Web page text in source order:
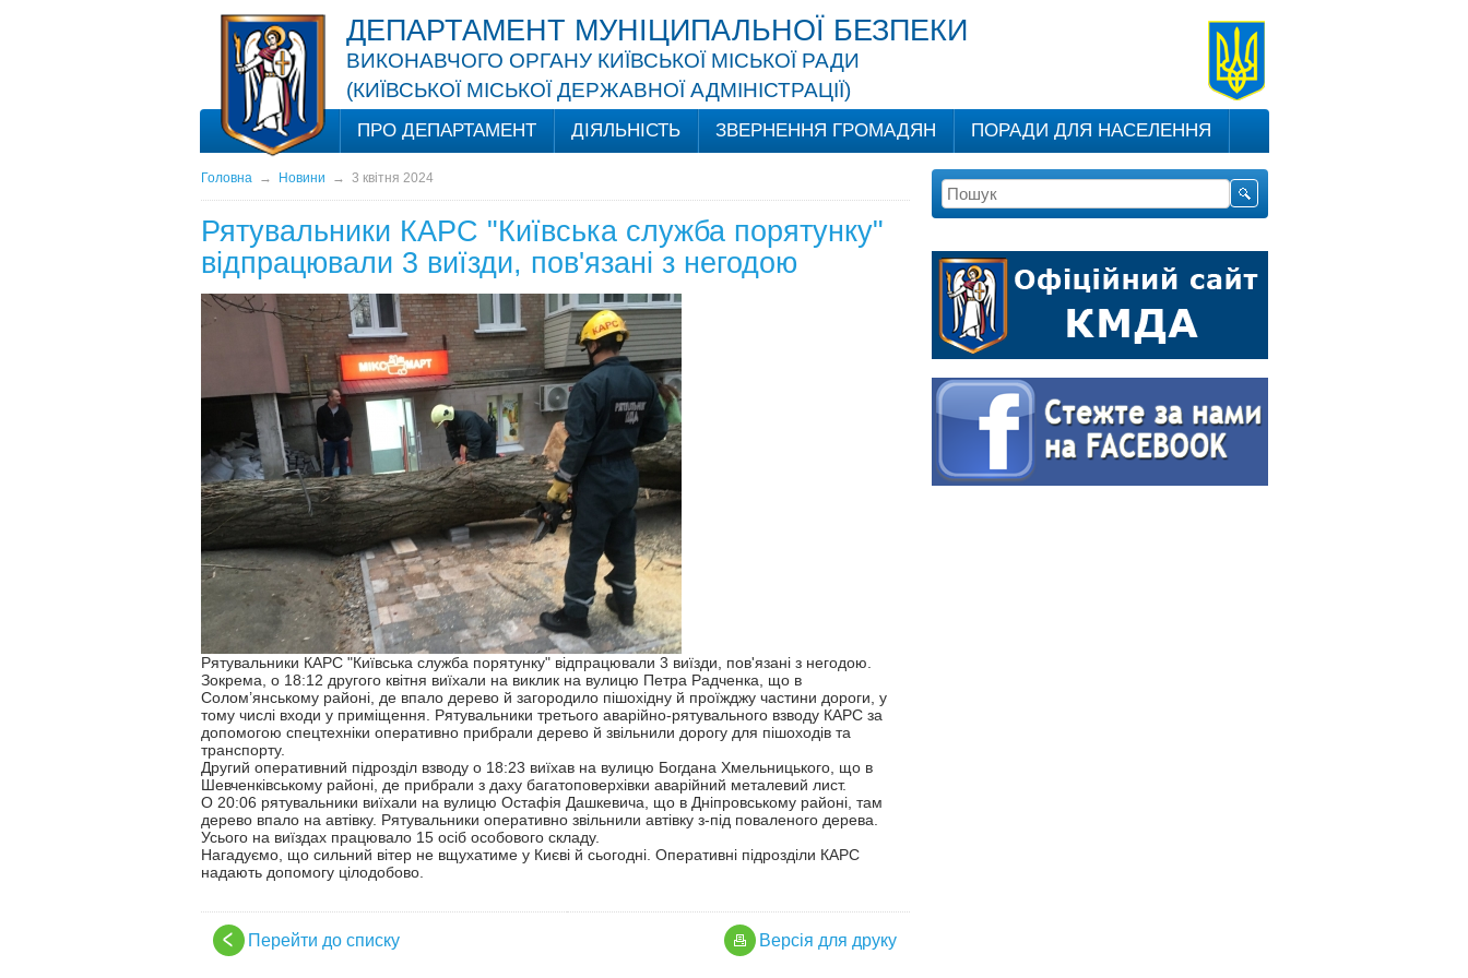
ДЕПАРТАМЕНТ МУНІЦИПАЛЬНОЇ БЕЗПЕКИ
ВИКОНАВЧОГО ОРГАНУ КИЇВСЬКОЇ МІСЬКОЇ РАДИ
(КИЇВСЬКОЇ МІСЬКОЇ ДЕРЖАВНОЇ АДМІНІСТРАЦІЇ)
ПРО ДЕПАРТАМЕНТ ДІЯЛЬНІСТЬ ЗВЕРНЕННЯ ГРОМАДЯН ПОРАДИ ДЛЯ НАСЕЛЕННЯ
Головна→ Новини → 3 квітня 2024
Рятувальники КАРС "Київська служба порятунку"
відпрацювали 3 виїзди, пов'язані з негодою
Рятувальники КАРС "Київська служба порятунку" відпрацювали 3 виїзди, пов'язані з негодою.
Зокрема, о 18:12 другого квітня виїхали на виклик на вулицю Петра Радченка, що в
Солом’янському районі, де впало дерево й загородило пішохідну й проїжджу частини дороги, у
тому числі входи у приміщення. Рятувальники третього аварійно-рятувального взводу КАРС за
допомогою спецтехніки оперативно прибрали дерево й звільнили дорогу для пішоходів та
транспорту.
Другий оперативний підрозділ взводу о 18:23 виїхав на вулицю Богдана Хмельницького, що в
Шевченківському районі, де прибрали з даху багатоповерхівки аварійний металевий лист.
О 20:06 рятувальники виїхали на вулицю Остафія Дашкевича, що в Дніпровському районі, там
дерево впало на автівку. Рятувальники оперативно звільнили автівку з-під поваленого дерева.
Усього на виїздах працювало 15 осіб особового складу.
Нагадуємо, що сильний вітер не вщухатиме у Києві й сьогодні. Оперативні підрозділи КАРС
надають допомогу цілодобово.
Перейти до списку Версiя для друку